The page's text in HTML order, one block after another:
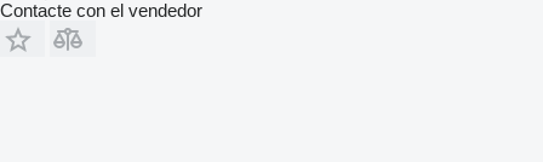
Contacte con el vendedor